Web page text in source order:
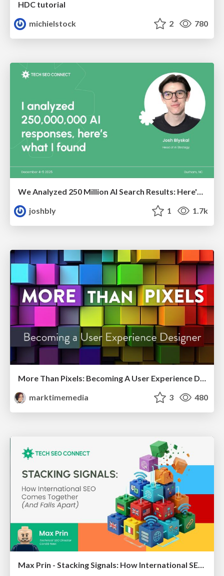
HDC tutorial
michielstock
2 780
joshbly
1 1.7k
More Than Pixels: Becoming A User Experience Designer
marktimemedia
3 480
Max Prin - Stacking Signals: How International SEO Comes Together (And Falls Apart)